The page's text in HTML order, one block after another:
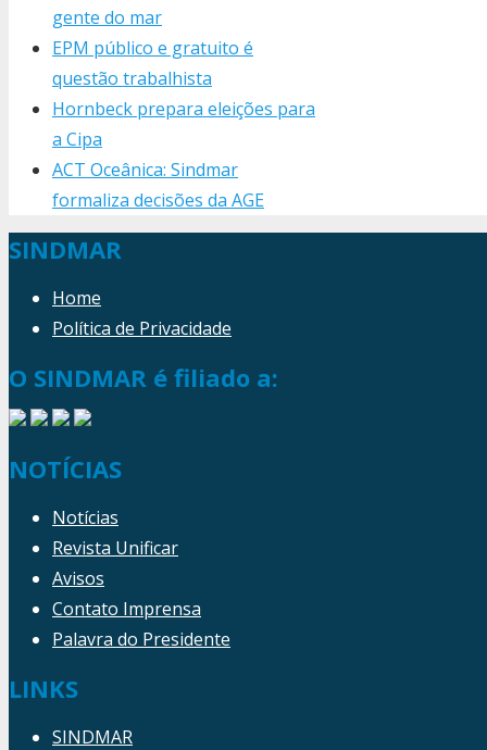
gente do mar
EPM público e gratuito é
questão trabalhista
Hornbeck prepara eleições para
a Cipa
ACT Oceânica: Sindmar
formaliza decisões da AGE
SINDMAR
Home
Política de Privacidade
O SINDMAR é filiado a:
NOTÍCIAS
Notícias
Revista Unificar
Avisos
Contato Imprensa
Palavra do Presidente
LINKS
SINDMAR